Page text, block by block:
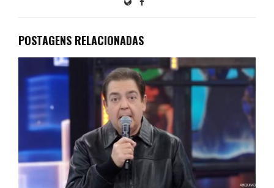
POSTAGENS RELACIONADAS